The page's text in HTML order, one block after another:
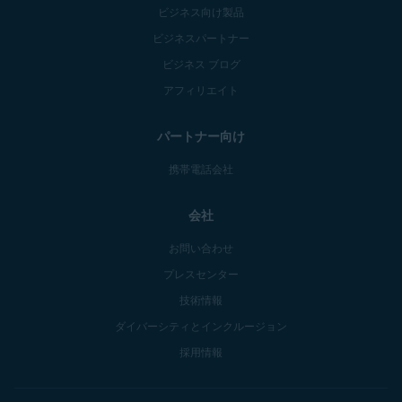
ビジネス向け製品
ビジネスパートナー
ビジネス ブログ
アフィリエイト
パートナー向け
携帯電話会社
会社
お問い合わせ
プレスセンター
技術情報
ダイバーシティとインクルージョン
採用情報